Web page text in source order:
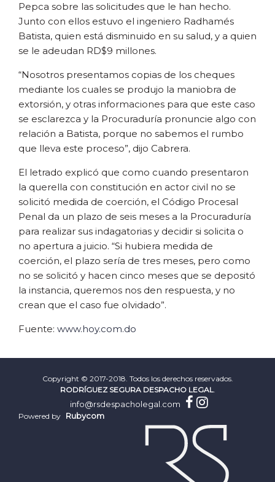
Pepca sobre las solicitudes que le han hecho.
Junto con ellos estuvo el ingeniero Radhamés
Batista, quien está disminuido en su salud, y a quien
se le adeudan RD$9 millones.
“Nosotros presentamos copias de los cheques
mediante los cuales se produjo la maniobra de
extorsión, y otras informaciones para que este caso
se esclarezca y la Procuraduría pronuncie algo con
relación a Batista, porque no sabemos el rumbo
que lleva este proceso”, dijo Cabrera.
El letrado explicó que como cuando presentaron
la querella con constitución en actor civil no se
solicitó medida de coerción, el Código Procesal
Penal da un plazo de seis meses a la Procuraduría
para realizar sus indagatorias y decidir si solicita o
no apertura a juicio. “Si hubiera medida de
coerción, el plazo sería de tres meses, pero como
no se solicitó y hacen cinco meses que se depositó
la instancia, queremos nos den respuesta, y no
crean que el caso fue olvidado”.
Fuente: www.hoy.com.do
Copyright © 2017-2018. Todos los derechos reservados.
RODRÍGUEZ SEGURA DESPACHO LEGAL.
info@rsdespacholegal.com
Powered by Rubycom